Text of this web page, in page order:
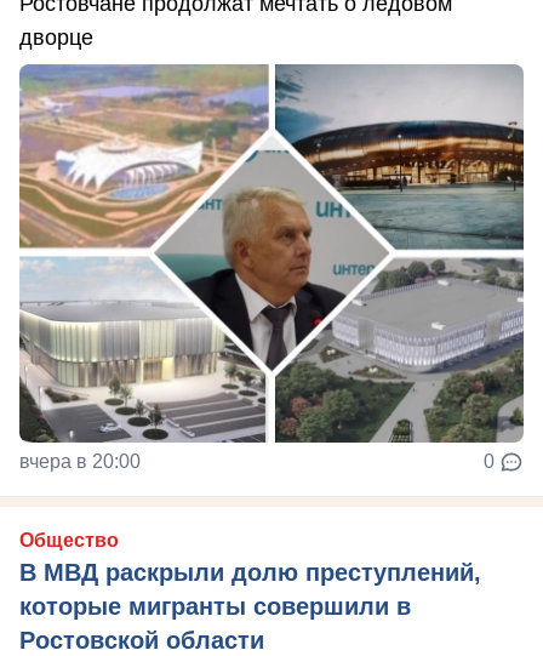
дворце
вчера в 20:00 0
Общество
В МВД раскрыли долю преступлений,
которые мигранты совершили в
Ростовской области